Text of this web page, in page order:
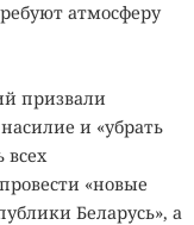
атмосферу
призвали
и «убрать
всех
«новые
Беларусь», а